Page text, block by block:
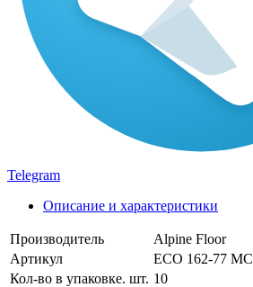
Telegram
Описание и характеристики
Производитель
Alpine Floor
Артикул
ECO 162-77 MC
Кол-во в упаковке. шт. 10